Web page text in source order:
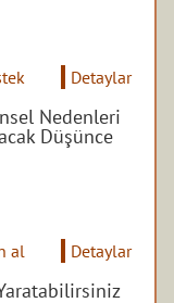
Detaylar
Nedenleri
Düşünce
al Detaylar